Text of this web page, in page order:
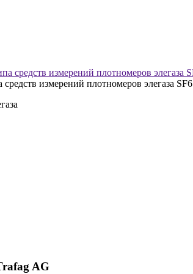
измерений плотномеров элегаза SF6
AG